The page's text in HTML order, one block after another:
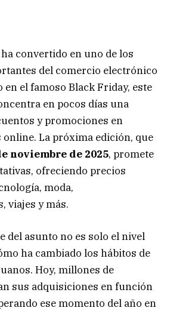
ha convertido en uno de los
del comercio electrónico
en el famoso Black Friday, este
en pocos días una
y promociones en
online. La próxima edición, que
noviembre de 2025, promete
ofreciendo precios
moda,
viajes y más.
del asunto no es solo el nivel
ha cambiado los hábitos de
Hoy, millones de
sus adquisiciones en función
ese momento del año en